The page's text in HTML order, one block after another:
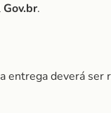
Gov.br.
deverá ser